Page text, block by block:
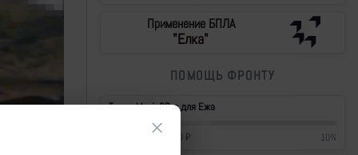
Применение БПЛА
"Елка"
ПОМОЩЬ ФРОНТУ
Тушки Mavic3Pro для Ежа
430 000 ₽ 10%
×